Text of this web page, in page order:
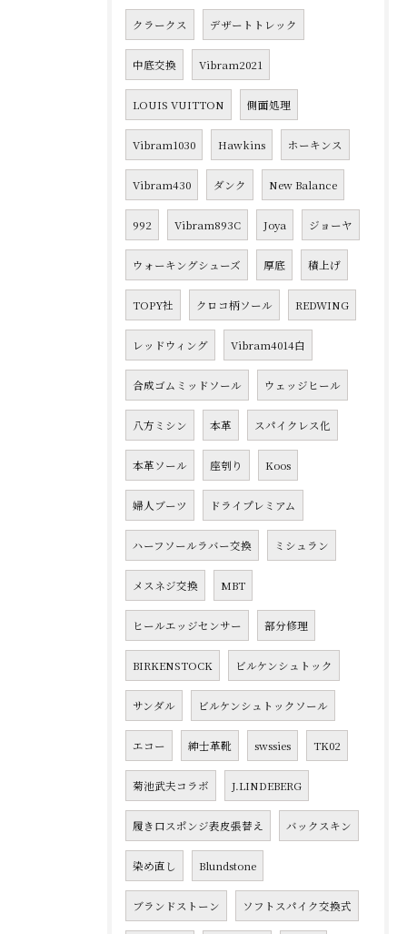
クラークス デザートトレック
中底交換 Vibram2021
LOUIS VUITTON 側面処理
Vibram1030 Hawkins ホーキンス
Vibram430 ダンク New Balance
992 Vibram893C Joya ジョーヤ
ウォーキングシューズ 厚底 積上げ
TOPY社 クロコ柄ソール REDWING
レッドウィング Vibram4014白
合成ゴムミッドソール ウェッジヒール
八方ミシン 本革 スパイクレス化
本革ソール 座刳り Koos
婦人ブーツ ドライプレミアム
ハーフソールラバー交換 ミシュラン
メスネジ交換 MBT
ヒールエッジセンサー 部分修理
BIRKENSTOCK ビルケンシュトック
サンダル ビルケンシュトックソール
エコー 紳士革靴 swssies TK02
菊池武夫コラボ J.LINDEBERG
履き口スポンジ表皮張替え バックスキン
染め直し Blundstone
ブランドストーン ソフトスパイク交換式